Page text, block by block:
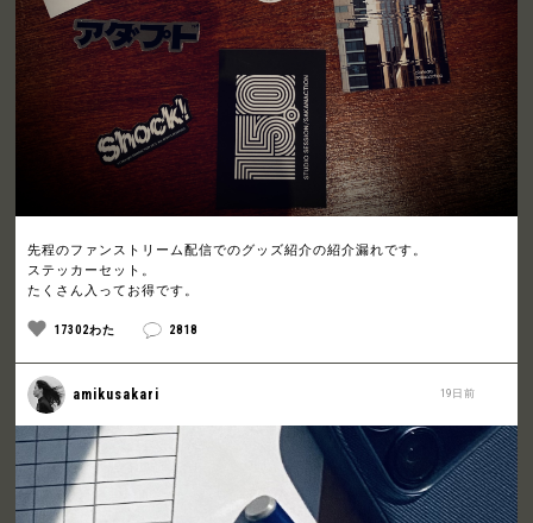
先程のファンストリーム配信でのグッズ紹介の紹介漏れです。
ステッカーセット。
たくさん入ってお得です。
17302わた 2818
19日前
amikusakari